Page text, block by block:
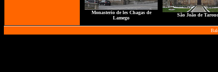
Monasterio de les Chagas de
Lamego
São João de